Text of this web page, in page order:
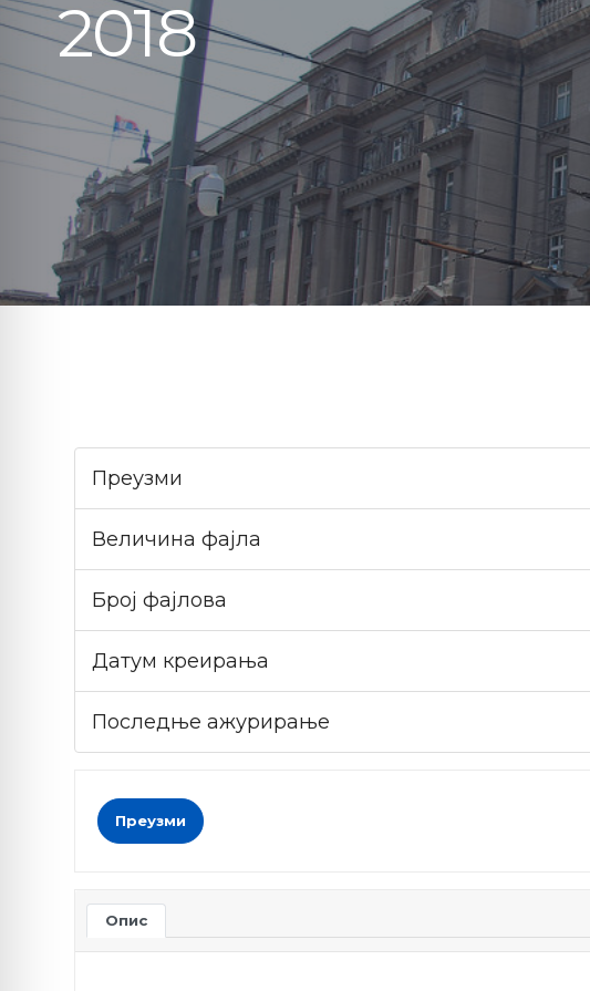
2018
Преузми
Величина фајла
Број фајлова
Датум креирања
Последње ажурирање
Преузми
Опис